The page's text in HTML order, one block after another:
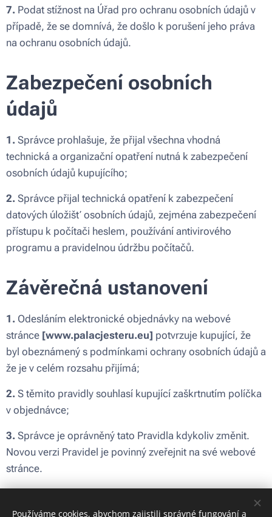
7. Podat stížnost na Úřad pro ochranu osobních údajů v
případě, že se domnívá, že došlo k porušení jeho práva
na ochranu osobních údajů.
Zabezpečení osobních
údajů
1. Správce prohlašuje, že přijal všechna vhodná
technická a organizační opatření nutná k zabezpečení
osobních údajů kupujícího;
2. Správce přijal technická opatření k zabezpečení
datových úložišť osobních údajů, zejména zabezpečení
přístupu k počítači heslem, používání antivirového
programu a pravidelnou údržbu počítačů.
Závěrečná ustanovení
1. Odesláním elektronické objednávky na webové
stránce [www.palacjesteru.eu] potvrzuje kupující, že
byl obeznámený s podmínkami ochrany osobních údajů a
že je v celém rozsahu přijímá;
2. S těmito pravidly souhlasí kupující zaškrtnutím políčka
v objednávce;
3. Správce je oprávněný tato Pravidla kdykoliv změnit.
Novou verzi Pravidel je povinný zveřejnit na své webové
stránce.
Používáme cookies, abychom zajistili správné fungování a